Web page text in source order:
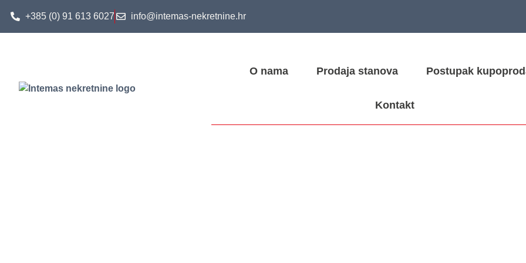
+385 (0) 91 613 6027 info@intemas-nekretnine.hr
O nama Prodaja stanova Postupak
Kontakt